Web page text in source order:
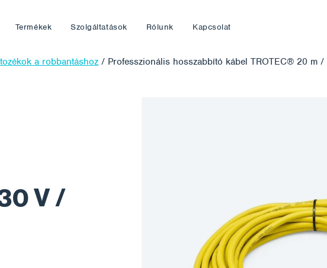
Termékek Szolgáltatások Rólunk Kapcsolat
a robbantáshoz / Professzionális hosszabbító kábel TROTEC® 20 m
V /